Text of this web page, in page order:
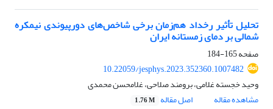
تحلیل تأثیر رخداد هم‌زمان برخی شاخص‌های دورپیوندی نیمکره
شمالی بر دمای زمستانه ایران
صفحه165-184
10.22059/jesphys.2023.352360.1007482
وحید خجسته غلامی، برومند صلاحی، غلامحسن محمدی
مشاهده مقاله
اصل مقاله 1.76 M